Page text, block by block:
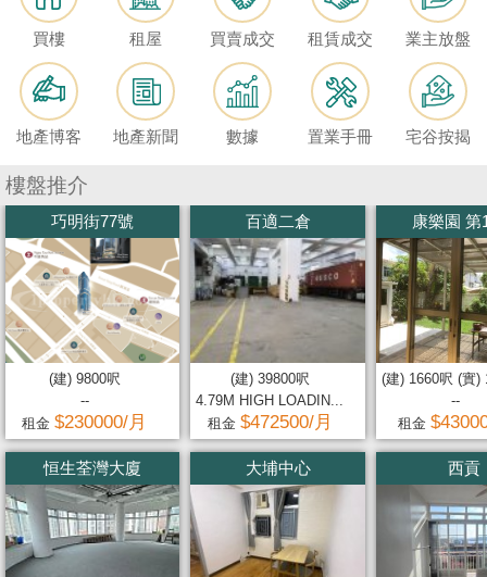
宅
谷
按
揭
地
產
博
客
地
產
新
數
據
公
佈
置
買樓 租屋 買賣成交 租賃成交 業主放盤
地產博客 地產新聞 數據 置業手冊 宅谷按揭
樓盤推介
巧明街77號
(建) 9800呎
--
租金 $230000/月
恒生荃灣大廈
百適二倉
(建) 39800呎
4.79M HIGH LOADIN...
租金 $472500/月
大埔中心
康樂園 第
(建) 1660呎 (實)
--
租金
西貢